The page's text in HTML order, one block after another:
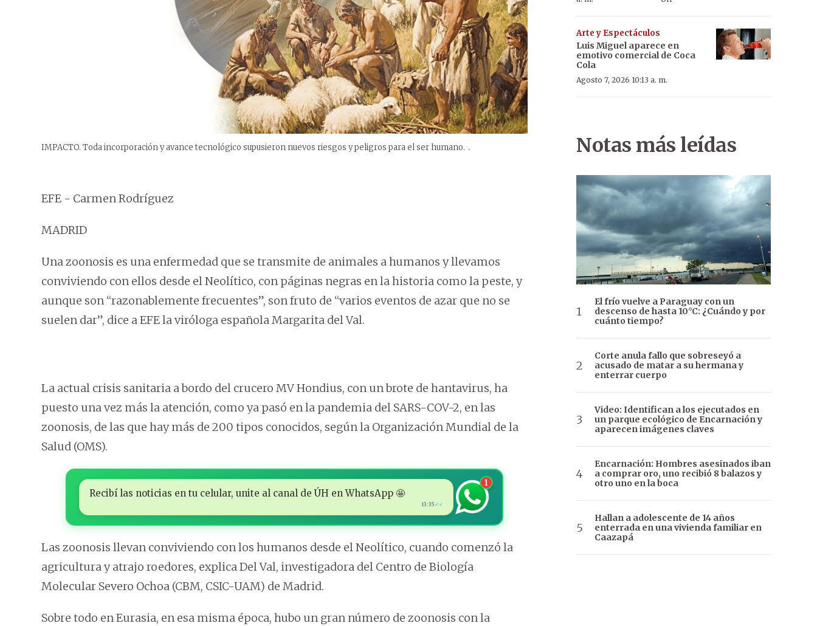
IMPACTO. Toda incorporación y avance tecnológico supusieron nuevos riesgos y peligros para el ser humano. .
EFE - Carmen Rodríguez
MADRID
Una zoonosis es una enfermedad que se transmite de animales a humanos y llevamos
conviviendo con ellos desde el Neolítico, con páginas negras en la historia como la peste, y
aunque son “razonablemente frecuentes”, son fruto de “varios eventos de azar que no se
suelen dar”, dice a EFE la viróloga española Margarita del Val.
La actual crisis sanitaria a bordo del crucero MV Hondius, con un brote de hantavirus, ha
puesto una vez más la atención, como ya pasó en la pandemia del SARS-COV-2, en las
zoonosis, de las que hay más de 200 tipos conocidos, según la Organización Mundial de la
Salud (OMS).
Recibí las noticias en tu celular, unite al canal de ÚH en WhatsApp 🤩
13:35 ✓✓
1
Las zoonosis llevan conviviendo con los humanos desde el Neolítico, cuando comenzó la
agricultura y atrajo roedores, explica Del Val, investigadora del Centro de Biología
Molecular Severo Ochoa (CBM, CSIC-UAM) de Madrid.
Sobre todo en Eurasia, en esa misma época, hubo un gran número de zoonosis con la
Arte y Espectáculos
Luis Miguel aparece en
emotivo comercial de Coca
Cola
Agosto 7, 2026 10:13 a. m.
Notas más leídas
El frío vuelve a Paraguay con un
descenso de hasta 10°C: ¿Cuándo y por
cuánto tiempo?
Corte anula fallo que sobreseyó a
acusado de matar a su hermana y
enterrar cuerpo
Video: Identifican a los ejecutados en
un parque ecológico de Encarnación y
aparecen imágenes claves
Encarnación: Hombres asesinados iban
a comprar oro, uno recibió 8 balazos y
otro uno en la boca
Hallan a adolescente de 14 años
enterrada en una vivienda familiar en
Caazapá